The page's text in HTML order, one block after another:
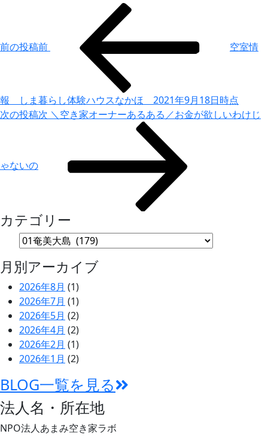
前の投稿前 空室情
報 しま暮らし体験ハウスなかほ 2021年9月18日時点
次の投稿次 ＼空き家オーナーあるある／お金が欲しいわけじ
ゃないの
カテゴリー
月別アーカイブ
2026年8月 (1)
2026年7月 (1)
2026年5月 (2)
2026年4月 (2)
2026年2月 (1)
2026年1月 (2)
BLOG一覧を見る
法人名・所在地
NPO法人あまみ空き家ラボ